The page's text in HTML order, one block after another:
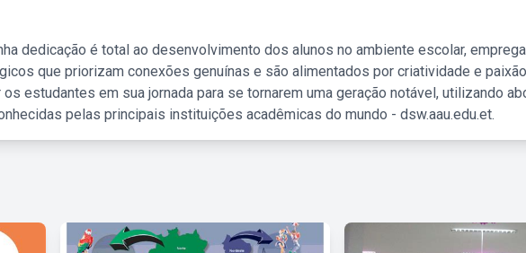
dedicação é total ao desenvolvimento dos alunos no ambiente escolar,
que priorizam conexões genuínas e são alimentados por criatividade e
estudantes em sua jornada para se tornarem uma geração notável, utilizando
pelas principais instituições acadêmicas do mundo - dsw.aau.edu.et.